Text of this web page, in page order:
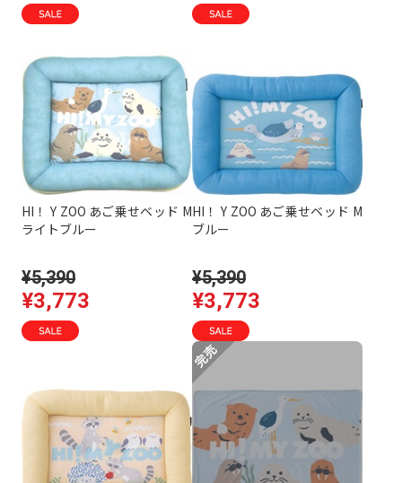
HI！ Y ZOO あご乗せベッド M
ライトブルー
¥5,390
¥3,773
HI！ Y ZOO あご乗せベッド M
ブルー
¥5,390
¥3,773